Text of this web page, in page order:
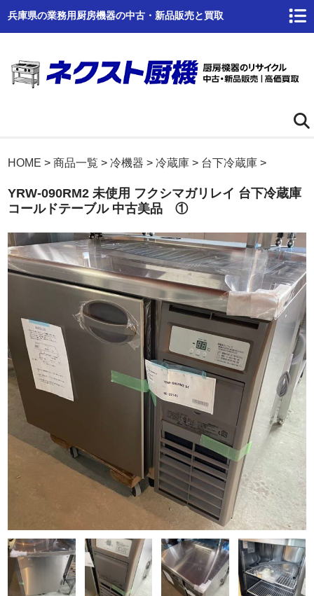
兵庫県の業務用厨房機器の中古・新品販売と買取
ホーム
ネクスト厨機とは
高価買取
Q&A
事業案内
ブログ
お問い合わせ
HOME >商品一覧 >冷機器 >冷蔵庫 > 台下冷蔵庫 >
YRW-090RM2 未使用 フクシマガリレイ 台下冷蔵庫
コールドテーブル 中古美品 ①